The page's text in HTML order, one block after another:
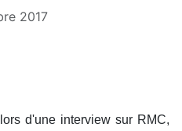
2017
d'une interview sur RMC,